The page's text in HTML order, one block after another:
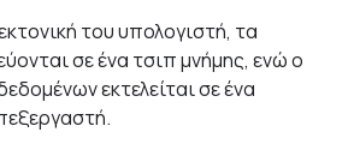
του υπολογιστή, τα
σε ένα τσιπ μνήμης, ενώ ο
εκτελείται σε ένα